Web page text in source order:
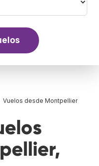
Vuelos desde Montpellier